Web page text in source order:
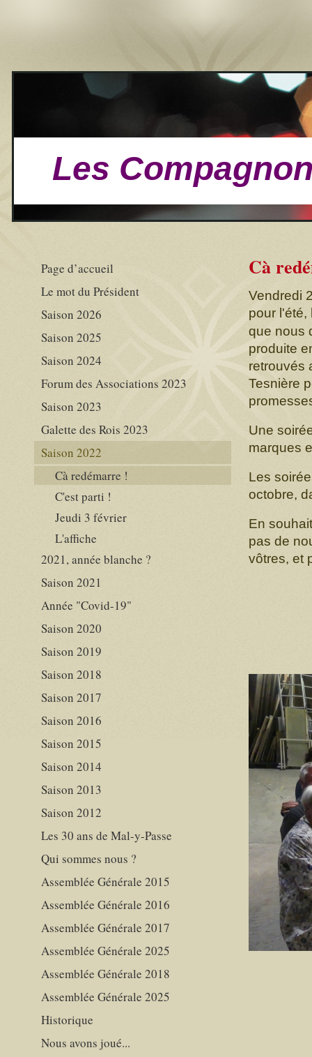
Les
Cà
Vendredi
pour
que nous
produite
retrouvés
Tesnière
Une
marques
Les
octobre,
En
pas de
vôtres, et
Page d’accueil
Le mot du Président
Saison 2026
Saison 2025
Saison 2024
Forum des Associations 2023
Saison 2023
Galette des Rois 2023
Saison 2022
Cà redémarre !
C'est parti !
Jeudi 3 février
L'affiche
2021, année blanche ?
Saison 2021
Année "Covid-19"
Saison 2020
Saison 2019
Saison 2018
Saison 2017
Saison 2016
Saison 2015
Saison 2014
Saison 2013
Saison 2012
Les 30 ans de Mal-y-Passe
Qui sommes nous ?
Assemblée Générale 2015
Assemblée Générale 2016
Assemblée Générale 2017
Assemblée Générale 2025
Assemblée Générale 2018
Assemblée Générale 2025
Historique
Nous avons joué...